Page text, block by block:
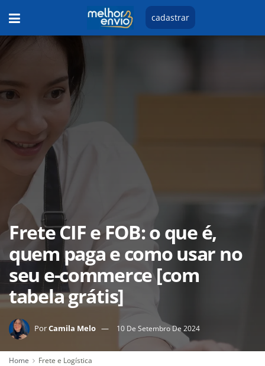
cadastrar
Frete CIF e FOB: o que é,
quem paga e como usar no
seu e-commerce [com
tabela grátis]
PorCamila Melo 10 De Setembro De 2024
Home Frete e Logística